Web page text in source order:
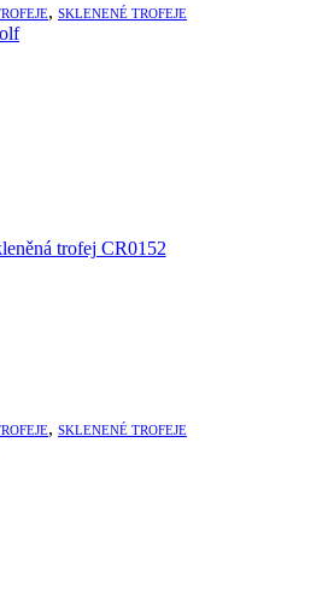
, SKLENENÉ TROFEJE
, SKLENENÉ TROFEJE